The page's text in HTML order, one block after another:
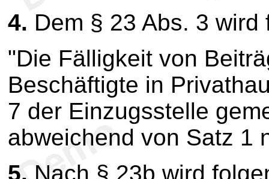
4. Dem § 23 Abs. 3
"Die Fälligkeit von
Beschäftigte in
7 der Einzugsstelle
abweichend von Satz 1
5. Nach § 23b wird